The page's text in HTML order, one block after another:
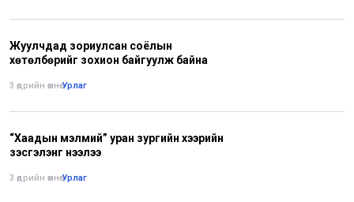
Жуулчдад зориулсан соёлын
хөтөлбөрийг зохион байгуулж байна
3 өдрийн өмнө•Урлаг
“Хаадын мэлмий” уран зургийн хээрийн
үзэсгэлэнг нээлээ
3 өдрийн өмнө•Урлаг